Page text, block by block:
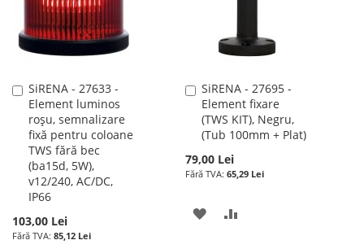
DORINTE
SiRENA - 27633 -
Element luminos
roșu, semnalizare
fixă pentru coloane
TWS fără bec
(ba15d, 5W),
v12/240, AC/DC,
IP66
103,00 Lei
85,12 Lei
Adauga
în
cos
SiRENA - 27695 -
Element fixare
(TWS KIT), Negru,
(Tub 100mm + Plat)
79,00 Lei
65,29 Lei
Adauga
în
cos
ADAUGATI